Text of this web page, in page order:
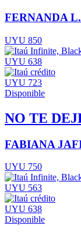
FERNANDA
UYU 850
UYU 638
UYU 723
Disponible
NO TE
FABIANA
UYU 750
UYU 563
UYU 638
Disponible